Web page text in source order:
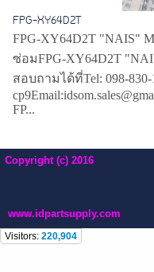
FPG-XY64D2T
FPG-XY64D2T "NAIS"
ซ่อมFPG-XY64D2T
สอบถามได้ที่Tel: 098-830-
FP...
Copyright (c) 2016
www.idpartsupply.com
Visitors: 220,904